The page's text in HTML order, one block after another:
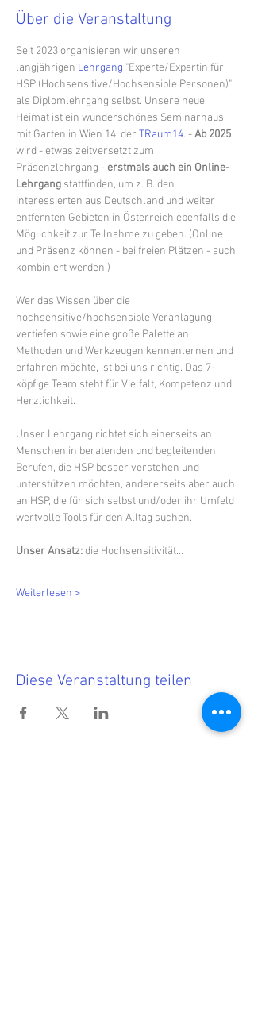
Über die Veranstaltung
Seit 2023 organisieren wir unseren
langjährigen Lehrgang "Experte/Expertin für
HSP (Hochsensitive/Hochsensible Personen)"
als Diplomlehrgang selbst. Unsere neue
Heimat ist ein wunderschönes Seminarhaus
mit Garten in Wien 14: der TRaum14. - Ab 2025
wird - etwas zeitversetzt zum
Präsenzlehrgang - erstmals auch ein Online-
Lehrgang stattfinden, um z. B. den
Interessierten aus Deutschland und weiter
entfernten Gebieten in Österreich ebenfalls die
Möglichkeit zur Teilnahme zu geben. (Online
und Präsenz können - bei freien Plätzen - auch
kombiniert werden.)
Wer das Wissen über die
hochsensitive/hochsensible Veranlagung
vertiefen sowie eine große Palette an
Methoden und Werkzeugen kennenlernen und
erfahren möchte, ist bei uns richtig. Das 7-
köpfige Team steht für Vielfalt, Kompetenz und
Herzlichkeit.
Unser Lehrgang richtet sich einerseits an
Menschen in beratenden und begleitenden
Berufen, die HSP besser verstehen und
unterstützen möchten, andererseits aber auch
an HSP, die für sich selbst und/oder ihr Umfeld
wertvolle Tools für den Alltag suchen.
Unser Ansatz: die Hochsensitivität…
Weiterlesen >
Diese Veranstaltung teilen